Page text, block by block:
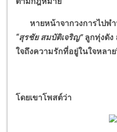
หายหน้าจากวงการไปพำ
“สุรชัย สมบัติเจริญ”ลูกทุ่งดัง
ใจถึงความรักที่อยู่ในใจหลา
โดยเขาโพสต์ว่า